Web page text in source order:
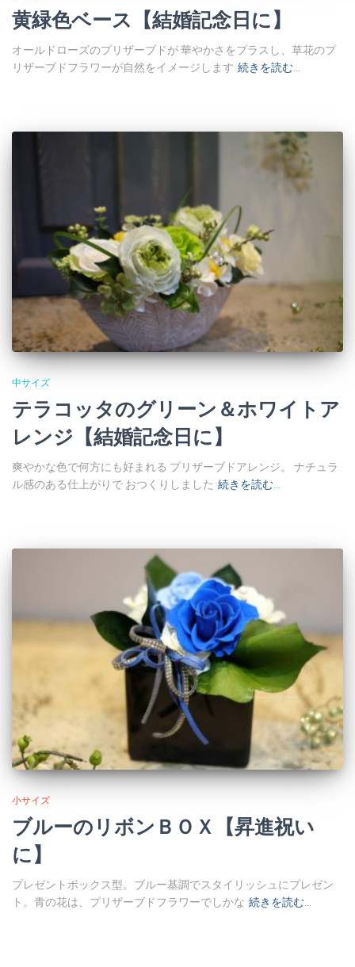
黄緑色ベース【結婚記念日に】
オールドローズのプリザーブドが 華やかさをプラスし、草花のプ
リザーブドフラワーが自然をイメージします 続きを読む…
中サイズ
テラコッタのグリーン＆ホワイトア
レンジ【結婚記念日に】
爽やかな色で何方にも好まれる プリザーブドアレンジ。 ナチュラ
ル感のある仕上がりで おつくりしました 続きを読む…
小サイズ
ブルーのリボンＢＯＸ【昇進祝い
に】
プレゼントボックス型。ブルー基調でスタイリッシュにプレゼン
ト。青の花は、プリザーブドフラワーでしかな 続きを読む…